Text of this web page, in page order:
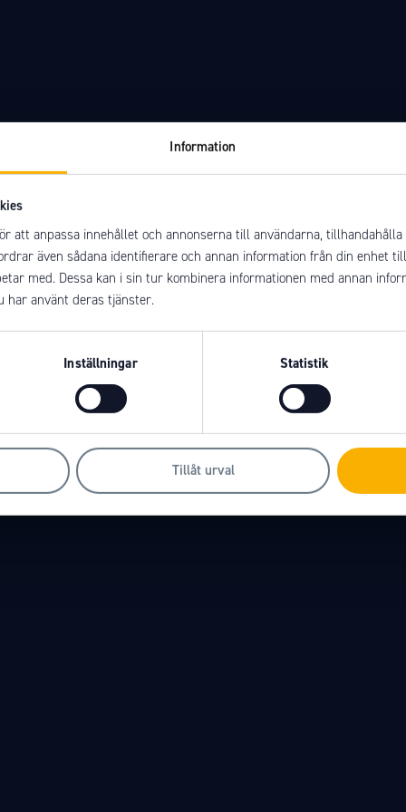
Information
att anpassa innehållet och annonserna till användarna,
även sådana identifierare och annan information från din enhet
med. Dessa kan i sin tur kombinera informationen med annan
har använt deras tjänster.
Inställningar Statistik
Tillåt urval